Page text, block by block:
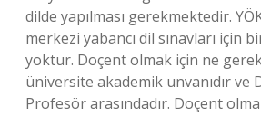
dilde yapılması gerekmektedir.
merkezi yabancı dil sınavları için
yoktur. Doçent olmak için ne
üniversite akademik unvanıdır ve
Profesör arasındadır. Doçent